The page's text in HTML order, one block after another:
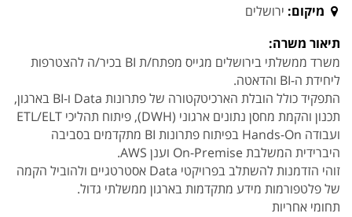
מיקום: ירושלים
תיאור משרה:
משרד ממשלתי בירושלים מגייס מפתח/ת BI בכיר/ה להצטרפות
ליחידת ה-BI והדאטה.
התפקיד כולל הובלת הארכיטקטורה של פתרונות Data ו-BI בארגון,
תכנון והקמת מחסן נתונים ארגוני (DWH), פיתוח תהליכי ETL/ELT
ועבודה Hands-On בפיתוח פתרונות BI מתקדמים בסביבה
היברידית המשלבת On-Premise וענן AWS.
זוהי הזדמנות להשתלב בפרויקטי Data אסטרטגיים ולהוביל הקמה
של פלטפורמות מידע מתקדמות בארגון ממשלתי גדול.
תחומי אחריות